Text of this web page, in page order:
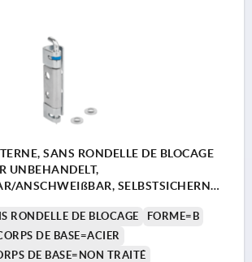
SANS RONDELLE DE BLOCAGE
UNBEHANDELT,
ANSCHWEIßBAR, SELBSTSICHERND,
RONDELLE DE BLOCAGE
FORME=B
DE BASE=ACIER
DE BASE=NON TRAITÉ